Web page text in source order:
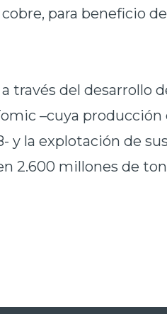
para beneficio
través del desarrollo
–cuya
y la explotación de
2.600 millones de